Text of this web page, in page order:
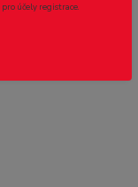
pro účely registrace.